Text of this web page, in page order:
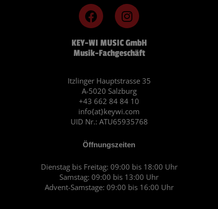
KEY-WI MUSIC GmbH
Musik-Fachgeschäft
Itzlinger Hauptstrasse 35
A-5020 Salzburg
+43 662 84 84 10
info{at}keywi.com
UID Nr.: ATU65935768
Öffnungszeiten
Dienstag bis Freitag: 09:00 bis 18:00 Uhr
Samstag: 09:00 bis 13:00 Uhr
Advent-Samstage: 09:00 bis 16:00 Uhr
F
a
c
e
b
o
k
I
n
s
t
a
r
a
m